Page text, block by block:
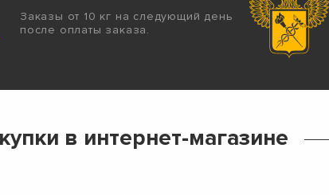
Заказы от 10 кг на следующий день
после оплаты заказа.
в интернет-магазине